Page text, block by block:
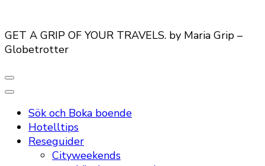
GET A GRIP OF YOUR TRAVELS. by Maria Grip –
Globetrotter
Sök och Boka boende
Hotelltips
Reseguider
Cityweekends